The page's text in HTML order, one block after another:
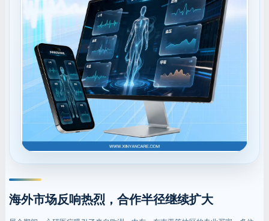
海外市场反响热烈，合作半径继续扩大